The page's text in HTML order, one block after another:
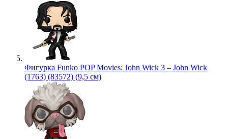
Фигурка Funko POP Movies: John Wick 3 – John Wick
(1763) (83572) (9,5 см)